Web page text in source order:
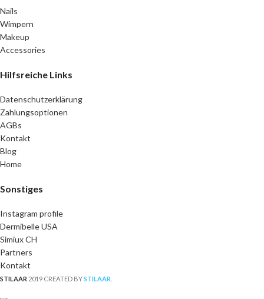
Nails
Wimpern
Makeup
Accessories
Hilfsreiche Links
Datenschutzerklärung
Zahlungsoptionen
AGBs
Kontakt
Blog
Home
Sonstiges
Instagram profile
Dermibelle USA
Simiux CH
Partners
Kontakt
STILAAR 2019 CREATED BYSTILAAR